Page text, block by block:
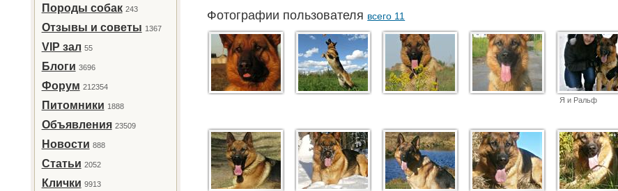
Породы собак 243
Отзывы и советы 1367
VIP зал 55
Блоги 3696
Форум 212354
Питомники 1888
Объявления 23509
Новости 888
Статьи 2052
Клички 9913
Фотографии пользователя всего 11
Я и Ральф